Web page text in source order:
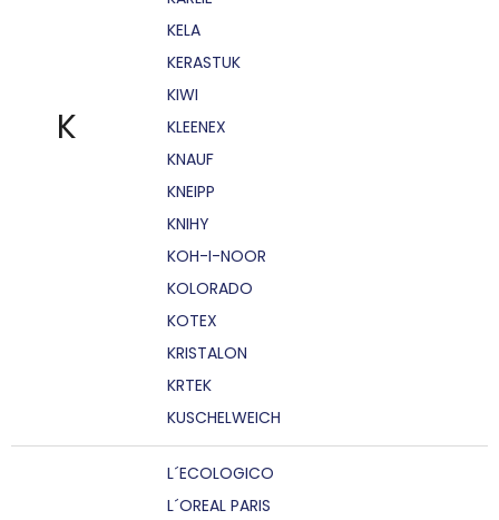
K
KELA
KERASTUK
KIWI
KLEENEX
KNAUF
KNEIPP
KNIHY
KOH-I-NOOR
KOLORADO
KOTEX
KRISTALON
KRTEK
KUSCHELWEICH
L´ECOLOGICO
L´OREAL PARIS